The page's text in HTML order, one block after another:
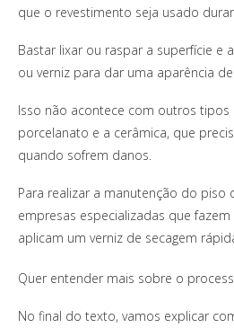
que o revestimento seja usado
Bastar lixar ou raspar a superfície e
ou verniz para dar uma aparência
Isso não acontece com outros
porcelanato e a cerâmica, que
quando sofrem danos.
Para realizar a manutenção do piso
empresas especializadas que
aplicam um verniz de secagem
Quer entender mais sobre o
No final do texto, vamos explicar